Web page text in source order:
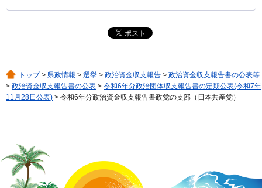
トップ> 県政情報 > 選挙 > 政治資金収支報告 > 政治資金収支報告書の公表等
> 政治資金収支報告書の公表 > 令和6年分政治団体収支報告書の定期公表(令和7年
11月28日公表) > 令和6年分政治資金収支報告書政党の支部（日本共産党）